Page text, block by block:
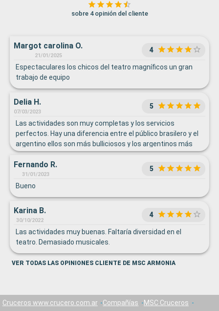
sobre 4 opinión del cliente
Margot carolina O.
21/01/2025
4
Espectaculares los chicos del teatro magníficos un gran
trabajo de equipo
Delia H.
07/03/2023
5
Las actividades son muy completas y los servicios
perfectos. Hay una diferencia entre el público brasilero y el
argentino ellos son más bulliciosos y los argentinos más
tranquilos más a la europea.. el ritmo de actividades
musicales nos resultaba muy alto el volumen en los
parlantes y muchas horas de entretenimiento bulliciosos.
Buscábamos refugiarnos en la popa para poder disfrutar
más de el placer de navegar y poder conversar.
Fernando R.
31/01/2023
5
Bueno
Karina B.
30/10/2022
4
Las actividades muy buenas. Faltaría diversidad en el
teatro. Demasiado musicales.
VER TODAS LAS OPINIONES CLIENTE DE MSC ARMONIA
Cruceros www.crucero.com.ar Compañías
MSC Cruceros